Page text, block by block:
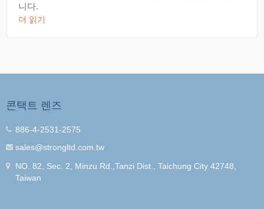
니다.
더 읽기
콘택트 렌즈
886-4-2531-2575
sales@strongltd.com.tw
NO. 82, Sec. 2, Minzu Rd.,Tanzi Dist., Taichung City 42748,
Taiwan